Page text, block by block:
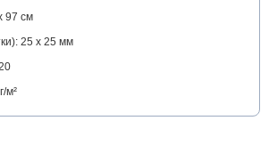
97 см
25 х 25 мм
м²